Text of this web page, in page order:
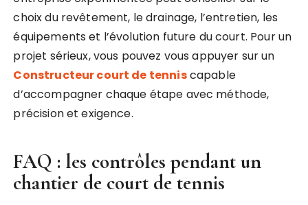
choix du revêtement, le drainage, l’entretien, les
équipements et l’évolution future du court. Pour un
projet sérieux, vous pouvez vous appuyer sur un
Constructeur court de tenniscapable
d’accompagner chaque étape avec méthode,
précision et exigence.
FAQ : les contrôles pendant un
chantier de court de tennis